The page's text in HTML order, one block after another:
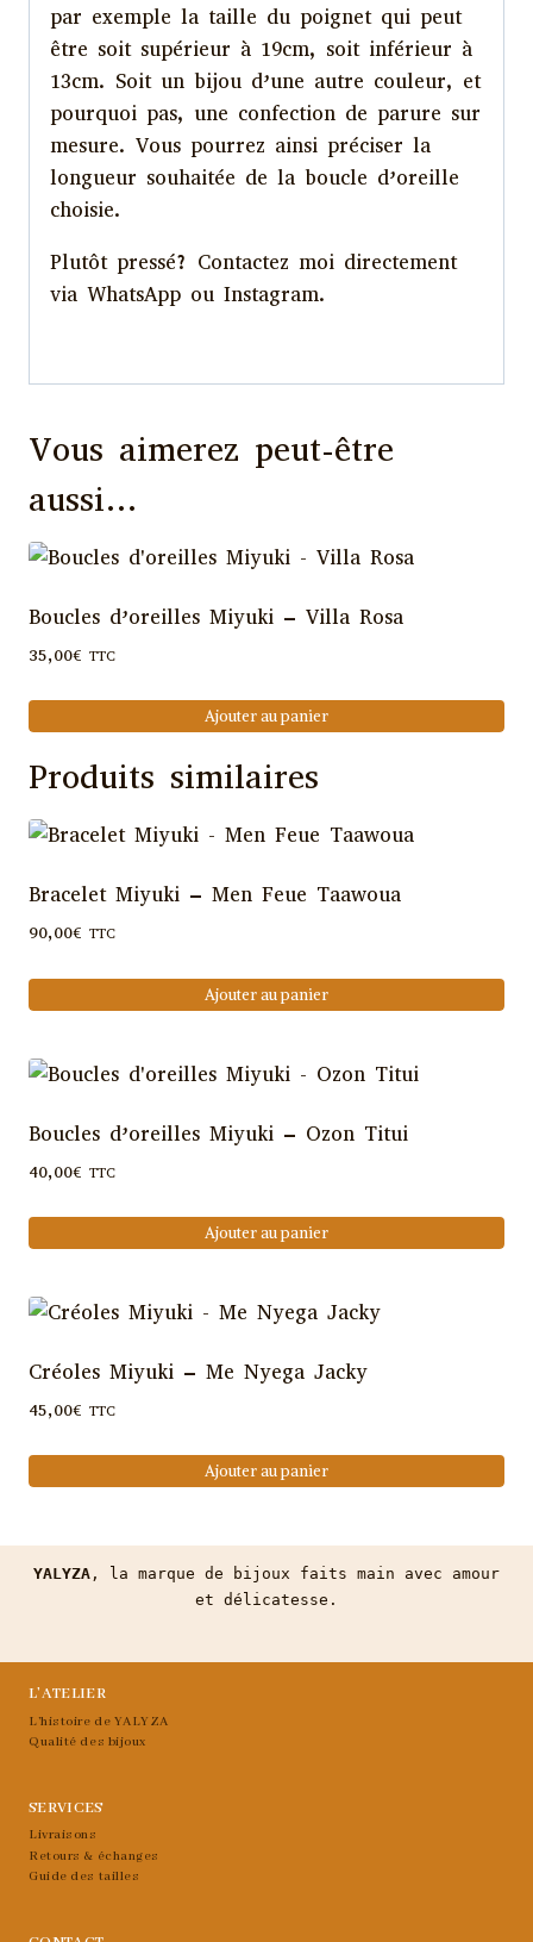
par exemple la taille du poignet qui peut
être soit supérieur à 19cm, soit inférieur à
13cm. Soit un bijou d’une autre couleur, et
pourquoi pas, une confection de parure sur
mesure. Vous pourrez ainsi préciser la
longueur souhaitée de la boucle d’oreille
choisie.
Plutôt pressé? Contactez moi directement
via WhatsApp ou Instagram.
Vous aimerez peut-être
aussi…
Boucles d’oreilles Miyuki – Villa Rosa
35,00€ TTC
Ajouter au panier
Produits similaires
Bracelet Miyuki – Men Feue Taawoua
90,00€ TTC
Ajouter au panier
Boucles d’oreilles Miyuki – Ozon Titui
40,00€ TTC
Ajouter au panier
Créoles Miyuki – Me Nyega Jacky
45,00€ TTC
Ajouter au panier
YALYZA , la marque de bijoux faits main avec amour
et délicatesse.
L’ATELIER
L’histoire de YALYZA
Qualité des bijoux
SERVICES
Livraisons
Retours & échanges
Guide des tailles